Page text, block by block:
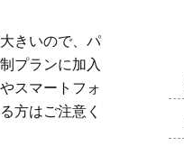
きいので、パ
プランに加入
スマートフォ
方はご注意く